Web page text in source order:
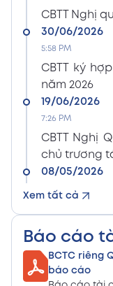
Xem tất cả
CBTT Nghị
30/06/2026
5:58 PM
CBTT ký
năm 2026
19/06/2026
7:26 PM
CBTT Nghị
chủ trương
08/05/2026
8:15 PM
8:15 PM
CBTT Điều
08/05/2026
Báo cáo
BCTC riêng
báo cáo